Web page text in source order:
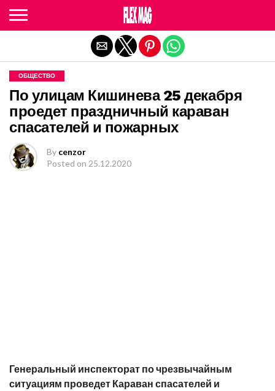
ОБЩЕСТВО
По улицам Кишинева 25 декабря
проедет праздничный караван
спасателей и пожарных
By cenzor
Posted on 25.12.2020
Генеральный инспекторат по чрезвычайным
ситуациям проведет Караван спасателей и
Exit mobile version